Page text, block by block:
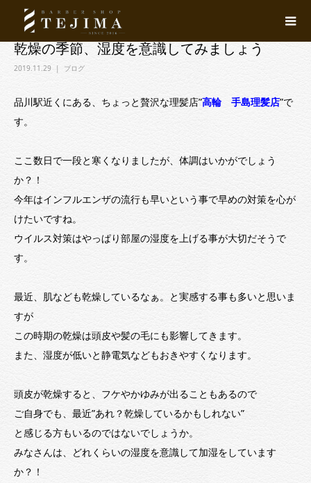
乾燥の季節、湿度を意識してみましょう
2019.11.29 ブログ
品川駅近くにある、ちょっと贅沢な理髪店”高輪 手島理髪店”で
す。
ここ数日で一段と寒くなりましたが、体調はいかがでしょう
か？！
今年はインフルエンザの流行も早いという事で早めの対策を心が
けたいですね。
ウイルス対策はやっぱり部屋の湿度を上げる事が大切だそうで
す。
最近、肌なども乾燥しているなぁ。と実感する事も多いと思いま
すが
この時期の乾燥は頭皮や髪の毛にも影響してきます。
また、湿度が低いと静電気などもおきやすくなります。
頭皮が乾燥すると、フケやかゆみが出ることもあるので
ご自身でも、最近”あれ？乾燥しているかもしれない”
と感じる方もいるのではないでしょうか。
みなさんは、どれくらいの湿度を意識して加湿をしています
か？！